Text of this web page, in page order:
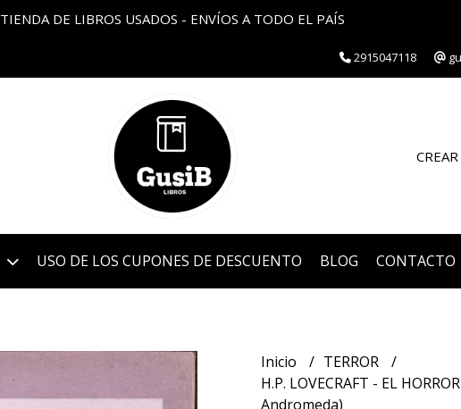
TIENDA DE LIBROS USADOS - ENVÍOS A TODO EL PAÍS
2915047118
USO DE LOS CUPONES DE DESCUENTO BLOG CONTACTO
Inicio
TERROR
H.P. LOVECRAFT - EL
Andromeda)